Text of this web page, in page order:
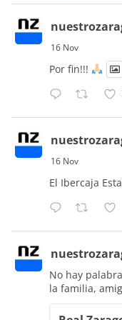
16 Nov
Por fin!!!
16 Nov
El Ibercaja
No hay
la familia,